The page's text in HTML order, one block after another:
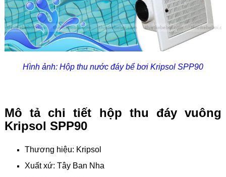
Hình ảnh: Hộp thu nước đáy bể bơi Kripsol SPP90
Mô tả chi tiết hộp thu đáy vuông
Kripsol SPP90
Thương hiệu: Kripsol
Xuất xứ: Tây Ban Nha